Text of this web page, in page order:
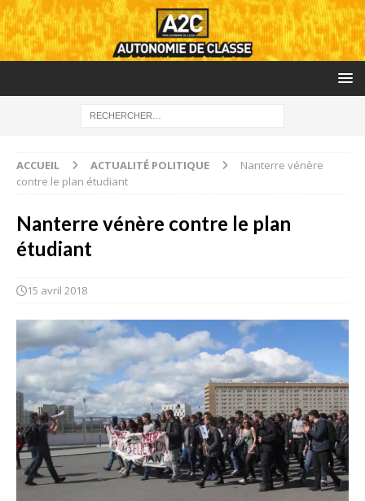
ACCUEIL ACTUALITÉ POLITIQUE
Nanterre vénère
contre le plan étudiant
Nanterre vénère contre le plan
étudiant
15 avril 2018